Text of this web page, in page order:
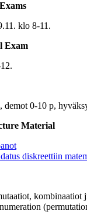
klo 8-11.
Exam
demot 0-10 p,
Material
diskreettiin